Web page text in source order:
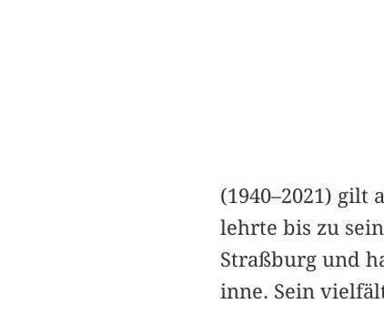
(1940–2021) gilt
lehrte bis zu
Straßburg und
inne. Sein